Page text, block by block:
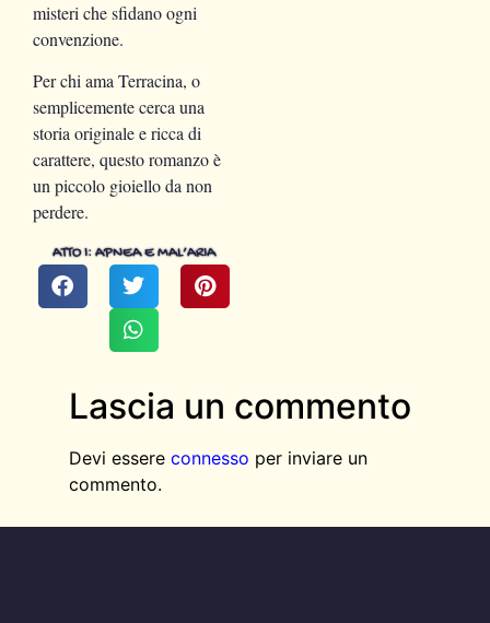
ATTO I: APNEA E MAL’ARIA
misteri che sfidano ogni
convenzione.
Per chi ama Terracina, o
semplicemente cerca una
storia originale e ricca di
carattere, questo romanzo è
un piccolo gioiello da non
perdere.
Lascia un commento
Devi essere connesso per inviare un
commento.